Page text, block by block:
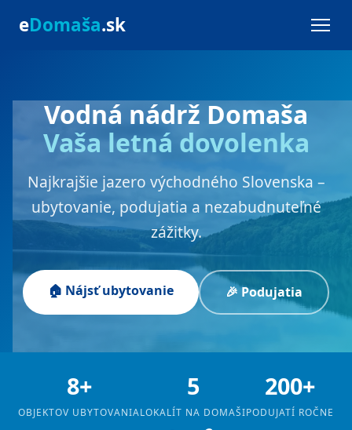
eDomaša.sk
Vodná nádrž Domaša
Vaša letná dovolenka
Najkrajšie jazero východného Slovenska –
ubytovanie, podujatia a nezabudnuteľné
zážitky.
🏠 Nájsť ubytovanie 🎉 Podujatia
8+
OBJEKTOV UBYTOVANIA
5
LOKALÍT NA DOMAŠI
200+
PODUJATÍ ROČNE